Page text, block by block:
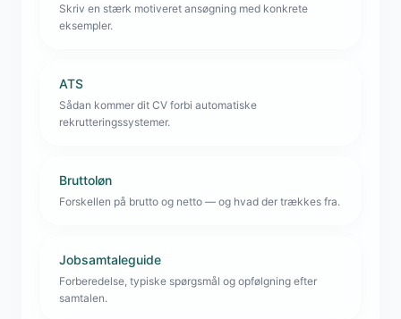
Skriv en stærk motiveret ansøgning med konkrete
eksempler.
ATS
Sådan kommer dit CV forbi automatiske
rekrutteringssystemer.
Bruttoløn
Forskellen på brutto og netto — og hvad der trækkes fra.
Jobsamtaleguide
Forberedelse, typiske spørgsmål og opfølgning efter
samtalen.